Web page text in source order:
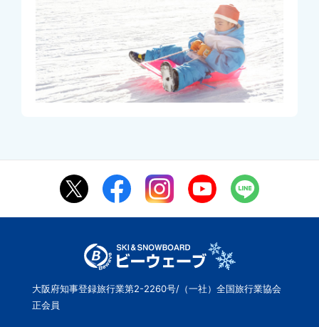
大阪府知事登録旅行業第2-2260号/（一社）全国旅行業協会
正会員